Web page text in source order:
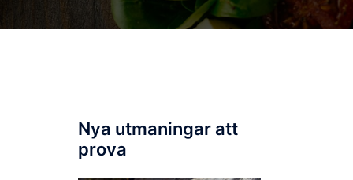
Nya utmaningar att
prova